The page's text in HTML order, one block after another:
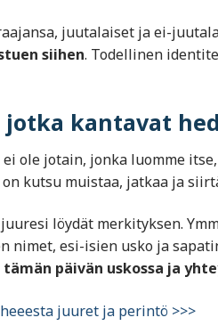
juutalaiset ja ei-
siihen. Todellinen
jotka kantavat
ole jotain, jonka luomme
kutsu muistaa, jatkaa ja
löydät merkityksen.
nimet, esi-isien usko ja
päivän uskossa ja
juuret ja perintö >>>